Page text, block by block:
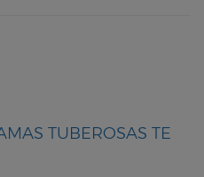
TUBEROSAS TE